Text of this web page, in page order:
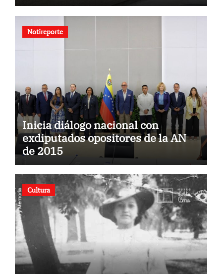
Notireporte
Inicia diálogo nacional con
exdiputados opositores de la AN
de 2015
Cultura